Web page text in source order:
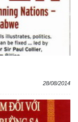
28/08/2014